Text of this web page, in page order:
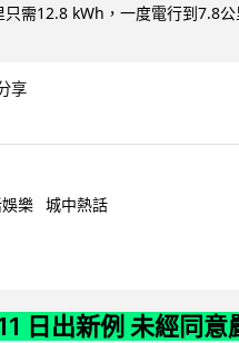
只需12.8 kWh，一度電行到7.8
享
樂 城中熱話
日出新例 未經同意